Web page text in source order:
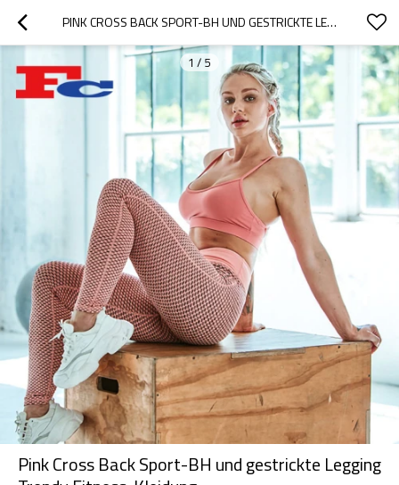
PINK CROSS BACK SPORT-BH UND GESTRICKTE LEGGING TRENDY FITNESS-KLEIDUNG
1 / 5
Pink Cross Back Sport-BH und gestrickte Legging